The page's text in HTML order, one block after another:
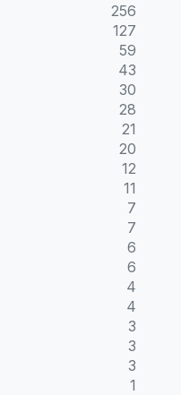
256
127
59
43
30
28
21
20
12
11
7
7
6
6
4
4
3
3
3
1